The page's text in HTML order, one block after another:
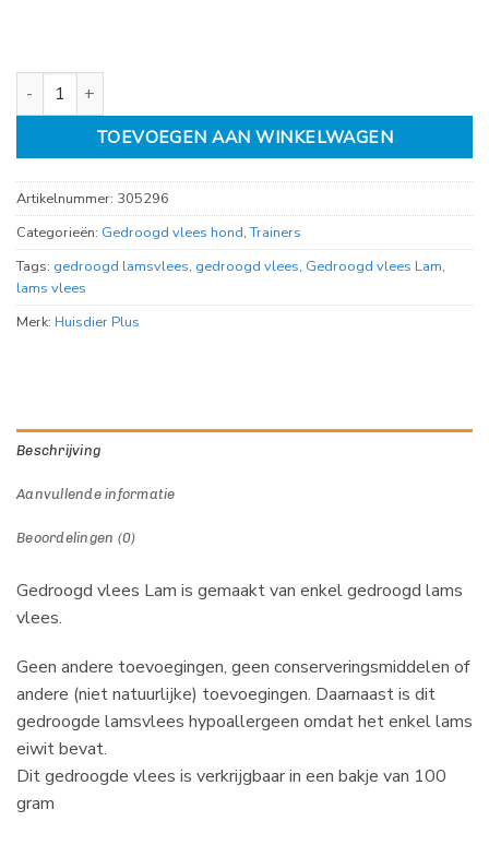
Gedroogd vlees Lam aantal
TOEVOEGEN AAN WINKELWAGEN
Artikelnummer: 305296
Categorieën: Gedroogd vlees hond,Trainers
Tags: gedroogd lamsvlees, gedroogd vlees, Gedroogd vlees Lam,
lams vlees
Merk: Huisdier Plus
Beschrijving
Aanvullende informatie
Beoordelingen (0)
Gedroogd vlees Lam is gemaakt van enkel gedroogd lams
vlees.
Geen andere toevoegingen, geen conserveringsmiddelen of
andere (niet natuurlijke) toevoegingen. Daarnaast is dit
gedroogde lamsvlees hypoallergeen omdat het enkel lams
eiwit bevat.
Dit gedroogde vlees is verkrijgbaar in een bakje van 100
gram